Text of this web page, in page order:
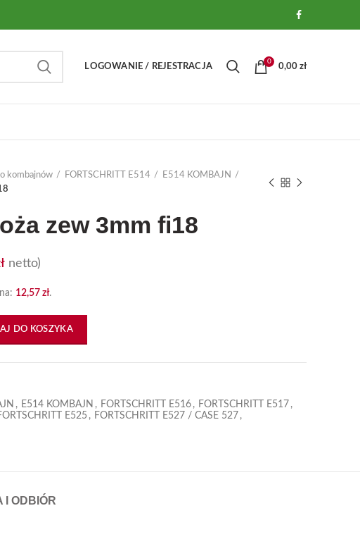
LOGOWANIE / REJESTRACJA
0
0,00 zł
kombajnów FORTSCHRITT E514
E514 KOMBAJN
zew 3mm fi18
netto)
12,57 zł.
DO KOSZYKA
, E514 KOMBAJN , FORTSCHRITT E516 , FORTSCHRITT E517 ,
E525 , FORTSCHRITT E527 / CASE 527 ,
I ODBIÓR